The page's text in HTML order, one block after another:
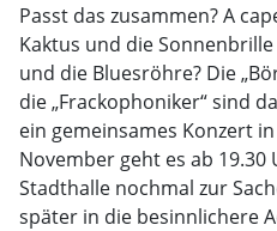
Passt das zusammen? A
Kaktus und die
und die Bluesröhre? Die
die „Frackophoniker“ sind
ein gemeinsames Konzert
November geht es ab
Stadthalle nochmal zur
später in die besinnlichere